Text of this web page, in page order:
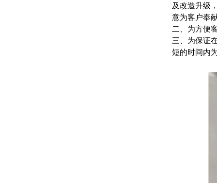
及改造升级
意为客户奉
二、为方便
三、为保证
短的时间内